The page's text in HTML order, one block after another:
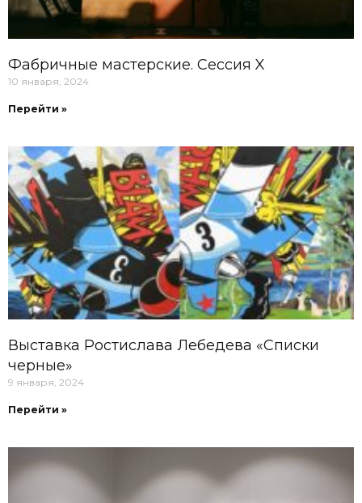
Фабричные мастерские. Сессия X
10 января, 2024
Перейти »
Выставка Ростислава Лебедева «Списки
черные»
9 января, 2024
Перейти »